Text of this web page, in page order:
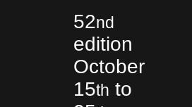
52nd
edition
October
15th to